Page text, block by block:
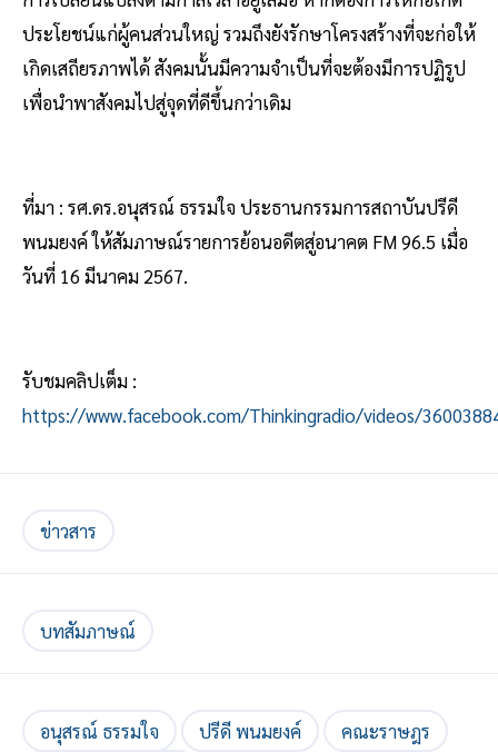
ประโยชน์แก่ผู้คนส่วนใหญ่ รวมถึงยังรักษาโครงสร้างที่จะก่อให้
เกิดเสถียรภาพได้ สังคมนั้นมีความจำเป็นที่จะต้องมีการปฏิรูป
เพื่อนำพาสังคมไปสู่จุดที่ดีขึ้นกว่าเดิม
ที่มา : รศ.ดร.อนุสรณ์ ธรรมใจ ประธานกรรมการสถาบันปรีดี
พนมยงค์ ให้สัมภาษณ์รายการย้อนอดีตสู่อนาคต FM 96.5 เมื่อ
วันที่ 16 มีนาคม 2567.
รับชมคลิปเต็ม :
https://www.facebook.com/Thinkingradio/videos/
ข่าวสาร
บทสัมภาษณ์
อนุสรณ์ ธรรมใจ ปรีดี พนมยงค์
คณะราษฎร